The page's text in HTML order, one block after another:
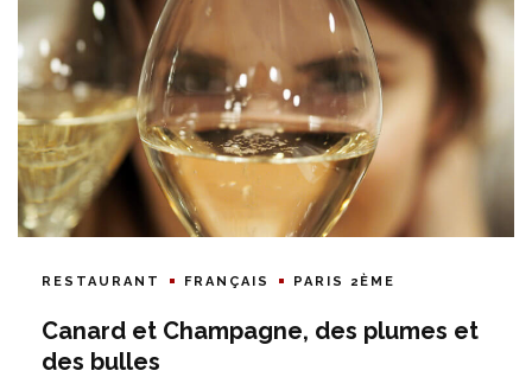
RESTAURANT FRANÇAIS PARIS 2ÈME
Canard et Champagne, des plumes et
des bulles